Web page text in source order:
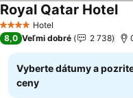
4 Počet hviezdičiek
Hotel
Royal Qatar Hotel
8,0 Veľmi dobré 2 738
Vyberte dátumy a
ceny